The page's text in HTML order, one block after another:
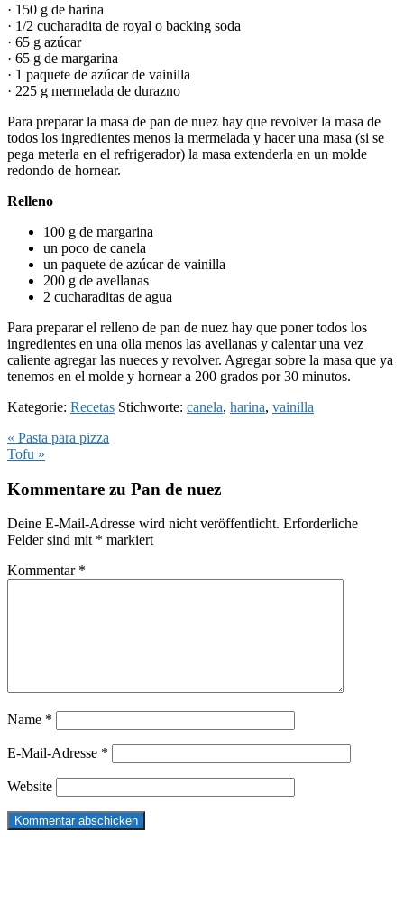
· 150 g de harina
· 1/2 cucharadita de royal o backing soda
· 65 g azúcar
· 65 g de margarina
· 1 paquete de azúcar de vainilla
· 225 g mermelada de durazno
Para preparar la masa de pan de nuez hay que revolver la masa de
todos los ingredientes menos la mermelada y hacer una masa (si se
pega meterla en el refrigerador) la masa extenderla en un molde
redondo de hornear.
Relleno
100 g de margarina
un poco de canela
un paquete de azúcar de vainilla
200 g de avellanas
2 cucharaditas de agua
Para preparar el relleno de pan de nuez hay que poner todos los
ingredientes en una olla menos las avellanas y calentar una vez
caliente agregar las nueces y revolver. Agregar sobre la masa que ya
tenemos en el molde y hornear a 200 grados por 30 minutos.
Kategorie: Recetas Stichworte: canela, harina, vainilla
Vorheriger
Beitrag:
« Pasta para pizza
Nächster
Tofu »
Interaktionen
Kommentare zu Pan de nuez
Deine E-Mail-Adresse wird nicht veröffentlicht. Erforderliche
Felder sind mit * markiert
Kommentar *
Name *
E-Mail-Adresse *
Website